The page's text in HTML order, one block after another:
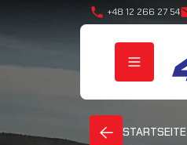
phone +48 12 266 27 54
STARTSEITE